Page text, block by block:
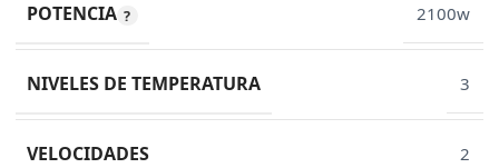
POTENCIA 2100w
NIVELES DE TEMPERATURA 3
VELOCIDADES 2